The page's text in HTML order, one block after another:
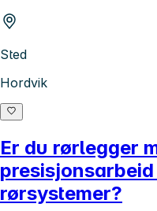
Sted
Hordvik
Er du rørlegger
rørsystemer?